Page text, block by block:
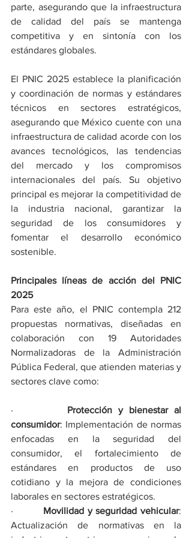
parte, asegurando que la infraestructura
de calidad del país se mantenga
competitiva y en sintonía con los
estándares globales.
El PNIC 2025 establece la planificación
y coordinación de normas y estándares
técnicos en sectores estratégicos,
asegurando que México cuente con una
infraestructura de calidad acorde con los
avances tecnológicos, las tendencias
del mercado y los compromisos
internacionales del país. Su objetivo
principal es mejorar la competitividad de
la industria nacional, garantizar la
seguridad de los consumidores y
fomentar el desarrollo económico
sostenible.
Principales líneas de acción del PNIC
2025
Para este año, el PNIC contempla 212
propuestas normativas, diseñadas en
colaboración con 19 Autoridades
Normalizadoras de la Administración
Pública Federal, que atienden materias y
sectores clave como:
· Protección y bienestar al
consumidor: Implementación de normas
enfocadas en la seguridad del
consumidor, el fortalecimiento de
estándares en productos de uso
cotidiano y la mejora de condiciones
laborales en sectores estratégicos.
· Movilidad y seguridad vehicular:
Actualización de normativas en la